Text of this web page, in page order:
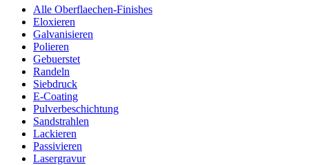
Alle Oberflaechen-Finishes
Eloxieren
Galvanisieren
Polieren
Gebuerstet
Randeln
Siebdruck
E-Coating
Pulverbeschichtung
Sandstrahlen
Lackieren
Passivieren
Lasergravur